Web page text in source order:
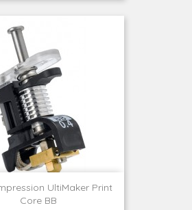
UltiMaker Print
Core BB